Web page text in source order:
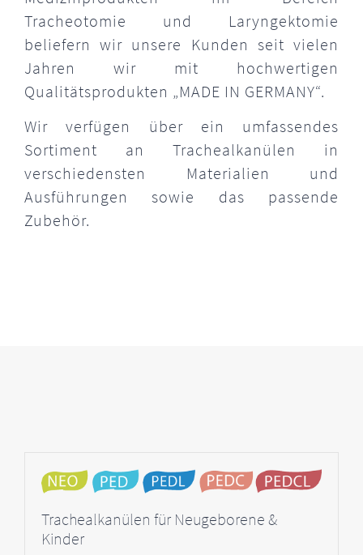
Tracheotomie und Laryngektomie
beliefern wir unsere Kunden seit vielen
Jahren wir mit hochwertigen
Qualitätsprodukten „MADE IN GERMANY“.
Wir verfügen über ein umfassendes
Sortiment an Trachealkanülen in
verschiedensten Materialien und
Ausführungen sowie das passende
Zubehör.
Trachealkanülen für Neugeborene &
Kinder